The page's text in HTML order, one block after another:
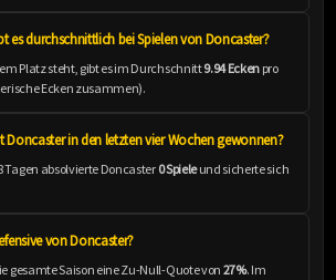
es durchschnittlich bei Spielen von Doncaster?
Platz steht, gibt es im Durchschnitt9.94 Ecken pro
Ecken zusammen).
Doncaster in den letzten vier Wochen gewonnen?
Tagen absolvierte Doncaster 0 Spieleund sicherte sich
von Doncaster?
gesamte Saison eine Zu-Null-Quote von 27%. Im